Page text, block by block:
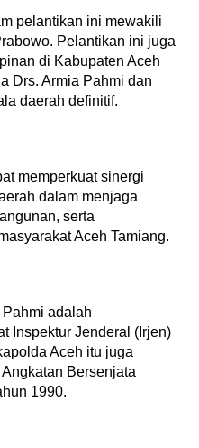
pelantikan ini mewakili
Pelantikan ini juga
di Kabupaten Aceh
Drs. Armia Pahmi dan
daerah definitif.
memperkuat sinergi
dalam menjaga
serta
Aceh Tamiang.
adalah
Inspektur Jenderal (Irjen)
Aceh itu juga
Bersenjata
1990.